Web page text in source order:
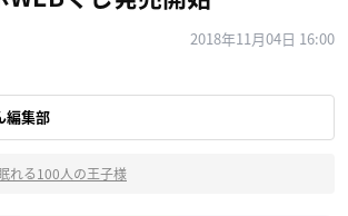
2018年11月04日 16:00
編集部
れる100人の王子様